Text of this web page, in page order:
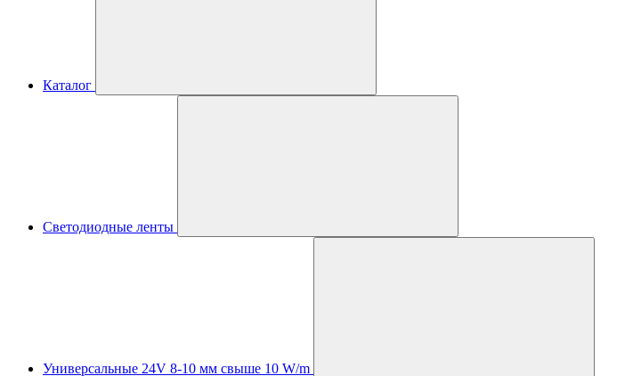
Каталог
Светодиодные ленты
Универсальные 24V 8-10 мм свыше 10 W/m